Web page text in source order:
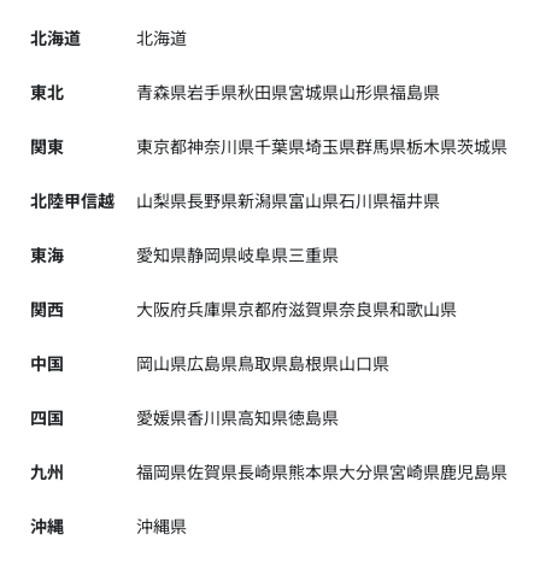
北海道 北海道
東北 青森県岩手県秋田県宮城県山形県福島県
関東 東京都神奈川県千葉県埼玉県群馬県栃木県茨城県
北陸甲信越 山梨県長野県新潟県富山県石川県福井県
東海 愛知県静岡県岐阜県三重県
関西 大阪府兵庫県京都府滋賀県奈良県和歌山県
中国 岡山県広島県鳥取県島根県山口県
四国 愛媛県香川県高知県徳島県
九州 福岡県佐賀県長崎県熊本県大分県宮崎県鹿児島県
沖縄 沖縄県